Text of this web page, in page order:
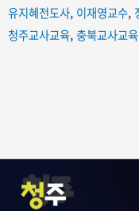
유지혜전도사, 이재영교수,
청주교사교육,충북교사교육